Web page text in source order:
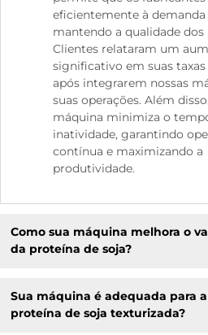
eficientemente à
mantendo a qualidade dos
Clientes relataram um
significativo em suas
após integrarem nossas
suas operações. Além
máquina minimiza o
inatividade, garantindo
contínua e maximizando a
produtividade.
Como sua máquina melhora o
da proteína de soja?
Sua máquina é adequada para
proteína de soja texturizada?